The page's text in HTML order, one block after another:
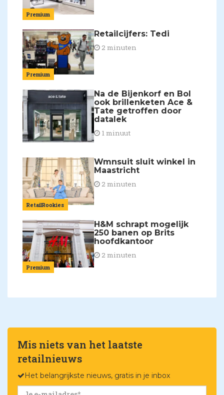
Premium
Premium
Retailcijfers: Tedi
2 minuten
Na de Bijenkorf en Bol
ook brillenketen Ace &
Tate getroffen door
datalek
1 minuut
RetailRookies
Wmnsuit sluit winkel in
Maastricht
2 minuten
Premium
H&M schrapt mogelijk
250 banen op Brits
hoofdkantoor
2 minuten
Mis niets van het laatste
retailnieuws
Het belangrijkste nieuws, gratis in je inbox